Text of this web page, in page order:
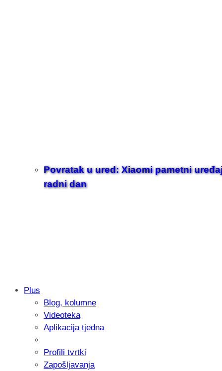
Povratak u ured: Xiaomi pametni
radni dan
Samsung otkrio kako je nastajala
donijelo tanje i izdržljivije preklopne
Plus
Blog, kolumne
Videoteka
Aplikacija tjedna
Profili tvrtki
Zapošljavanja